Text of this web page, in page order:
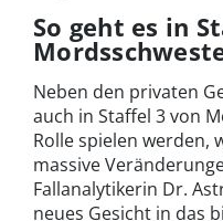
So geht es in
Neben den privaten
auch in Staffel 3 von
Rolle spielen werden,
massive
Fallanalytikerin Dr.
neues Gesicht in das